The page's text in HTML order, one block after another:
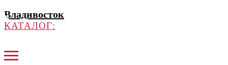
Владивосток
КАТАЛОГ: